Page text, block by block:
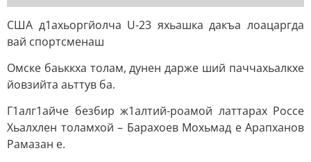
США д1ахьоргйолча U-23 яхьашка дакъа лоацаргда
вай спортсменаш
Омске баьккха толам, дунен дарже ший паччахьалкхе
йовзийта аьттув ба.
Г1алг1айче безбир ж1алтий-роамой латтарах Россе
Хьалхлен толамхой – Барахоев Мохьмад е Арапханов
Рамазан е.